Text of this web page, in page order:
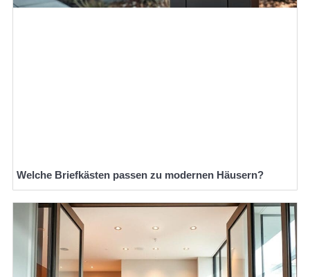
Welche Briefkästen passen zu modernen Häusern?